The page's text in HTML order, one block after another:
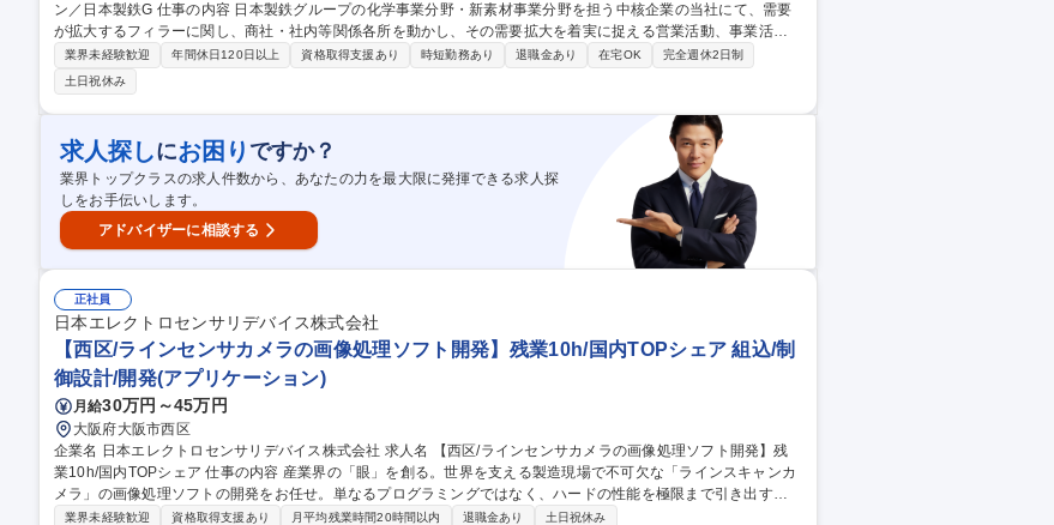
ン／日本製鉄G 仕事の内容 日本製鉄グループの化学事業分野・新素材事業分野を担う中核企業の当社にて、需要
が拡大するフィラーに関し、商社・社内等関係各所を動かし、その需要拡大を着実に捉える営業活動、事業活動
を担っていただきます。 【詳細】既に知名度のある商品への引合いに対して、引合いの将来性を見極め、顧客ご
との拡販戦術を立案実行し、フィラー商品を拡販します。 ■需要家等への営業：６割程度 ■営業戦略の企画立案、
マーケティング、社内関係部門との調整：４割程度 ＜補足＞・担当顧客：海外資本企業・日系企業の現地法人メ
イン ・担当社数：10社程度の見込み 募集職種 【東京本社】セラミックス球状粒子の営業担当／海外顧客メイン／
日本製鉄G
業界未経験歓迎 年間休日120日以上 資格取得支援あり 時短勤務あり 退職金あり 在宅OK
完全週休2日制
土日祝休み
求人探しにお困り ですか？
業界トップクラスの求人件数から、あなたの力を最大限に発揮できる求人探
しをお手伝いします。
アドバイザーに相談する
正社員
日本エレクトロセンサリデバイス株式会社
【西区/ラインセンサカメラの画像処理ソフト開発】残業10h/国内TOPシェア 組込/制
御設計/開発(アプリケーション)
月給30万円～45万円
大阪府大阪市西区
企業名 日本エレクトロセンサリデバイス株式会社 求人名 【西区/ラインセンサカメラの画像処理ソフト開発】残
業10h/国内TOPシェア 仕事の内容 産業界の「眼」を創る。世界を支える製造現場で不可欠な「ラインスキャンカ
メラ」の画像処理ソフトの開発をお任せ。単なるプログラミングではなく、ハードの性能を極限まで引き出すア
ルゴリズム構築を担当します。 自社ブランド製品の仕様検討から実装、テストまで1～2名で完結させる「一貫担
業界未経験歓迎 資格取得支援あり 月平均残業時間20時間以内 退職金あり 土日祝休み